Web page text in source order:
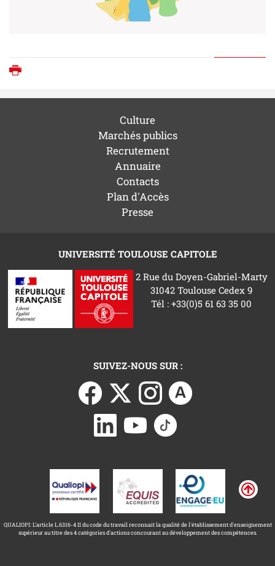
Culture
Marchés publics
Recrutement
Annuaire
Contacts
Plan d'Accès
Presse
UNIVERSITÉ TOULOUSE CAPITOLE
2 Rue du Doyen-Gabriel-Marty
31042 Toulouse Cedex 9
Tél : +33(0)5 61 63 35 00
SUIVEZ-NOUS SUR :
QUALIOPI: L'article L.6316-4 II du code du travail reconnait la qualité de l'établissement d'enseignement
supérieur au titre des 4 catégories d'actions concourant au développement des compétences.